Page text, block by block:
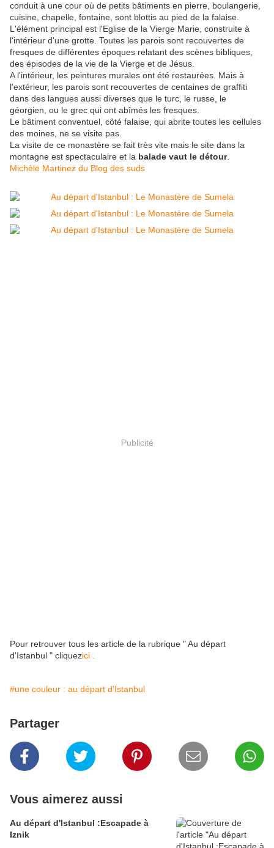
conduit à une cour où de petits bâtiments en pierre, boulangerie,
cuisine, chapelle, fontaine, sont blottis au pied de la falaise.
L'élément principal est l'Eglise de la Vierge Marie, construite à
l'intérieur d'une grotte. Toutes les parois sont recouvertes de
fresques de différentes époques relatant des scènes bibliques,
des épisodes de la vie de la Vierge et de Jésus.
A l'intérieur, les peintures murales ont été restaurées. Mais à
l'extérieur, les parois sont recouvertes de centaines de graffiti
dans des langues aussi diverses que le turc, le russe, le
géorgien, ou le grec qui ont abîmés les fresques.
Le bâtiment conventuel, côté falaise, qui abrite toutes les cellules
des moines, ne se visite pas.
La visite de ce monastère se fait très vite mais le site dans la
montagne est spectaculaire et la balade vaut le détour.
Michèle Martinez du Blog des suds
Publicité
Pour retrouver tous les article de la rubrique " Au départ
d'Istanbul " cliquezici .
#une couleur : au départ d'Istanbul
Partager
Vous aimerez aussi
Au départ d'Istanbul :Escapade à
Iznik